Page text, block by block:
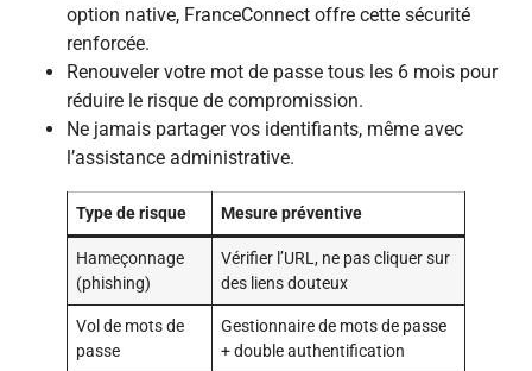
option native, FranceConnect offre cette sécurité
renforcée.
Renouveler votre mot de passe tous les 6 mois pour
réduire le risque de compromission.
Ne jamais partager vos identifiants, même avec
l’assistance administrative.
Type de risque Mesure préventive
Hameçonnage
(phishing)
Vérifier l’URL, ne pas cliquer sur
des liens douteux
Vol de mots de
passe
Gestionnaire de mots de passe
+ double authentification